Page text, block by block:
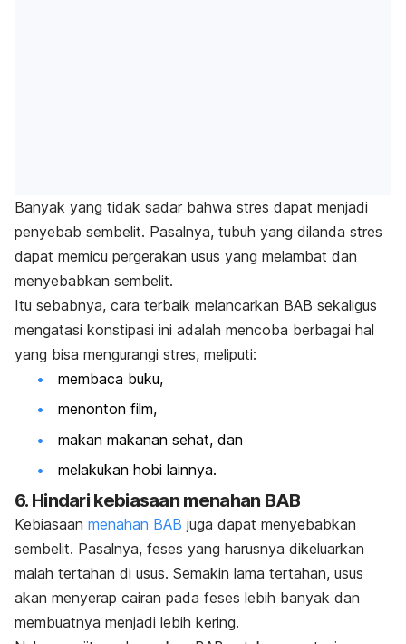
Banyak yang tidak sadar bahwa stres dapat menjadi
penyebab sembelit. Pasalnya, tubuh yang dilanda stres
dapat memicu pergerakan usus yang melambat dan
menyebabkan sembelit.
Itu sebabnya, cara terbaik melancarkan BAB sekaligus
mengatasi konstipasi ini adalah mencoba berbagai hal
yang bisa mengurangi stres, meliputi:
membaca buku,
menonton film,
makan makanan sehat, dan
melakukan hobi lainnya.
6. Hindari kebiasaan menahan BAB
Kebiasaan menahan BAB juga dapat menyebabkan
sembelit. Pasalnya, feses yang harusnya dikeluarkan
malah tertahan di usus. Semakin lama tertahan, usus
akan menyerap cairan pada feses lebih banyak dan
membuatnya menjadi lebih kering.